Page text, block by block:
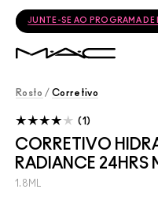
JUNTE-SE AO PROGRAMA DE
Rosto / Corretivo
CORRETIVO
RADIANCE 24HRS
1.8ML
1